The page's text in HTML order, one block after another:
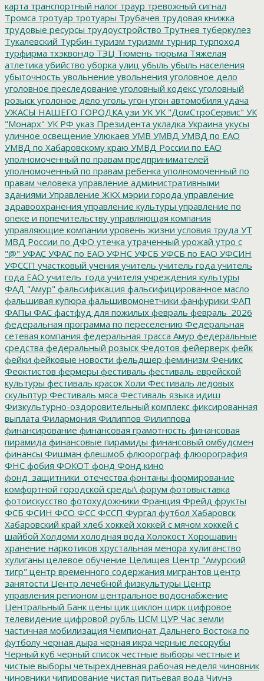
карта транспортный налог траур тревожный сигнал
Тромса тротуар тротуары Трубачев трудовая книжка
трудовые ресурсы трудоустройство Трутнев туберкулез
Тукалевский Турбин туризм туризмм турнир турпоход
турфирма тхэквондо ТЭЦ Тюмень тюрьма Тяжелая
атлетика убийство уборка улиц убыль убыль населения
убыточность увольнение увольнения уголовное дело
уголовное преследование уголовный кодекс уголовный
розыск уголоное дело уголь угон угон автомобиля удача
УЖАСЫ НАШЕГО ГОРОДКА узи УК УК "ДомСтроСервис" УК
"Монарх" УК РФ указ Президента укладка Украина укусы
уличное освещение Улюкаев УМВ УМВД УМВД по ЕАО
УМВД по Хабаровскому краю УМВД России по ЕАО
уполномоченный по правам предпринимателей
уполномоченный по правам ребенка уполномоченный по
правам человека управление административными
зданиями Управление ЖКХ мэрии города управление
здравоохранения управление культуры управление по
опеке и попечительству управляющая компания
управляющие компании уровень жизни условия труда УТ
МВД России по ДФО утечка утраченный урожай утро с
"@" УФАС УФАС по ЕАО УФНС УФСБ УФСБ по ЕАО УФСИН
УФССП участковый учения учитель учитель года учитель
года ЕАО учитель_года учителя учреждения культуры
ФАД "Амур" фальсификация фальсифицированное масло
фальшивая купюра фальшивомонетчики фанфурики ФАП
ФАПы ФАС фастфуд для пожилых февраль февраль_2026
федеральная программа по переселению Федеральная
сетевая компания федеральная трасса Амур федеральные
средства федеральный розыск Федотов фейерверк фейк
фейки фейковые новости фельдшер феминизм Феникс
Феоктистов фермеры фестиваль фестиваль еврейской
культуры фестиваль красок Холи Фестиваль ледовых
скульптур Фестиваль мяса Фестиваль языка идиш
Физкультурно-оздоровительный комплекс фиксированная
выплата Филармония Филиппов Филиппова
финансирование финансовая грамотность финансовая
пирамида финансовые пирамиды финансовый омбудсмен
финансы Фишман флешмоб флюорограф флюорография
ФНС фобия ФОКОТ фонд Фонд кино
фонд_защитники_отечества фонтаны формирование
комфортной городской среды\ форум фотовыставка
фотоискусство фотохудожники Франция Фрейд фрукты
ФСБ ФСИН ФСО ФСС ФССП Фургал футбол Хабаровск
Хабаровский край хлеб хоккей хоккей с мячом хоккей с
шайбой Холдоми холодная вода Холокост Хорошавин
хранение наркотиков хрустальная менора хулиганство
хулиганы целевое обучение Целищев Центр "Амурский
тигр" центр временного содержания мигрантов центр
занятости Центр лечебной физкультуры Центр
управления регионом центральное водоснабжение
Центральный Банк цены цик циклон цирк цифровое
телевидение цифровой рубль ЦСМ ЦУР Час земли
частичная мобилизация Чемпионат Дальнего Востока по
футболу черная дыра черная икра черные лесорубы
Черный куб черный список честные выборы честные и
чистые выборы четырехдневная рабочая неделя чиновник
чиновники чипирование чистая питьевая вода Чиунэ